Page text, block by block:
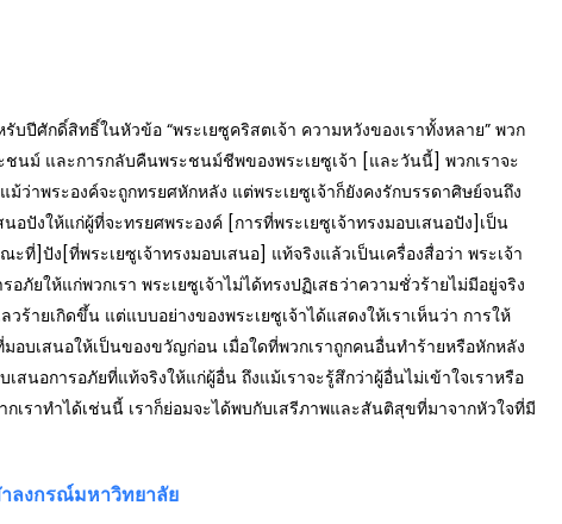
กดิ์สิทธิ์ในหัวข้อ “พระเยซูคริสตเจ้า ความหวังของเราทั้งหลาย” พวก
ชนม์ และการกลับคืนพระชนม์ชีพของพระเยซูเจ้า [และวันนี้] พวกเราจะ
ว่าพระองค์จะถูกทรยศหักหลัง แต่พระเยซูเจ้าก็ยังคงรักบรรดาศิษย์จนถึง
อปังให้แก่ผู้ที่จะทรยศพระองค์ [การที่พระเยซูเจ้าทรงมอบเสนอปัง]เป็น
]ปัง[ที่พระเยซูเจ้าทรงมอบเสนอ] แท้จริงแล้วเป็นเครื่องสื่อว่า พระเจ้า
ภัยให้แก่พวกเรา พระเยซูเจ้าไม่ได้ทรงปฏิเสธว่าความชั่วร้ายไม่มีอยู่จริง
ร้ายเกิดขึ้น แต่แบบอย่างของพระเยซูเจ้าได้แสดงให้เราเห็นว่า การให้
บเสนอให้เป็นของขวัญก่อน เมื่อใดที่พวกเราถูกคนอื่นทำร้ายหรือหักหลัง
สนอการอภัยที่แท้จริงให้แก่ผู้อื่น ถึงแม้เราจะรู้สึกว่าผู้อื่นไม่เข้าใจเราหรือ
เราทำได้เช่นนี้ เราก็ย่อมจะได้พบกับเสรีภาพและสันติสุขที่มาจากหัวใจที่มี
ลงกรณ์มหาวิทยาลัย